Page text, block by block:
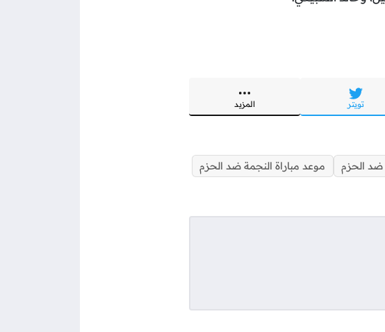
تويتر المزيد
ضد الحزم موعد مباراة النجمة ضد الحزم